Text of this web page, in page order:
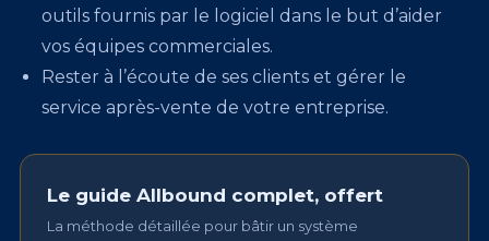
outils fournis par le logiciel dans le but d’aider
vos équipes commerciales.
Rester à l’écoute de ses clients et gérer le
service après-vente de votre entreprise.
Le guide Allbound complet, offert
La méthode détaillée pour bâtir un système